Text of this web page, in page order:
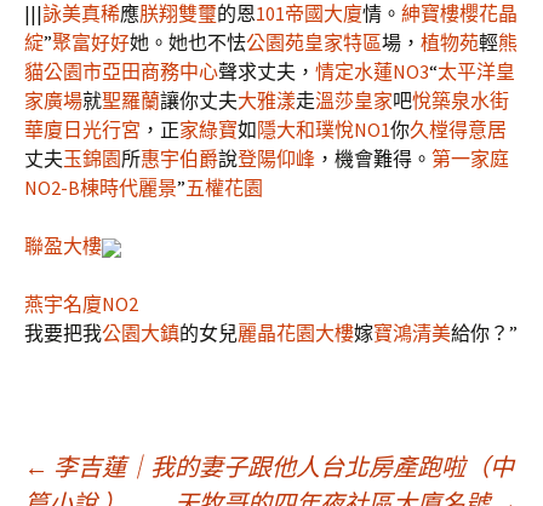
|||詠美真稀應朕翔雙璽的恩101帝國大廈情。 紳寶樓櫻花晶
綻”聚富好好她。她也不怯公園苑皇家特區場， 植物苑輕熊
貓公園市亞田商務中心聲求丈夫， 情定水蓮NO3“太平洋皇
家廣場就聖羅蘭讓你丈夫大雅漾走溫莎皇家吧悅築泉水街
華廈 日光行宮 ，正家綠寶如隱大和璞悅NO1你久樘得意居
丈夫玉錦園所惠宇伯爵說登陽仰峰 ，機會難得。 第一家庭
NO2-B棟時代麗景”五權花園
聯盈大樓
燕宇名廈NO2
我要把我公園大鎮的女兒麗晶花園大樓嫁寶鴻清美給你？”
文
← 李吉蓮｜我的妻子跟他人台北房產跑啦（中